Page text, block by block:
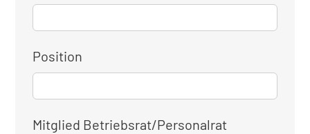
Position
Mitglied Betriebsrat/Personalrat